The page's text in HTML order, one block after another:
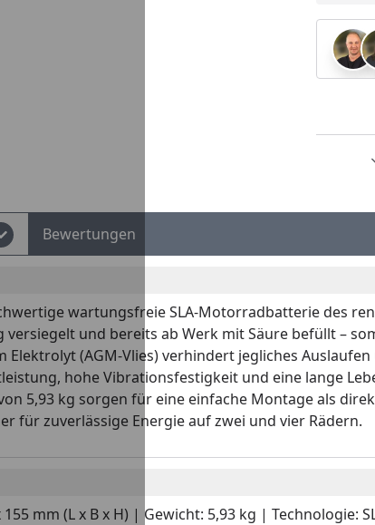
Bewertungen
wartungsfreie SLA-Motorradbatterie des
und bereits ab Werk mit Säure befüllt –
(AGM-Vlies) verhindert jegliches
hohe Vibrationsfestigkeit und eine lange
5,93 kg sorgen für eine einfache Montage als
für zuverlässige Energie auf zwei und vier Rädern.
mm (L x B x H) | Gewicht: 5,93 kg | Technologie: